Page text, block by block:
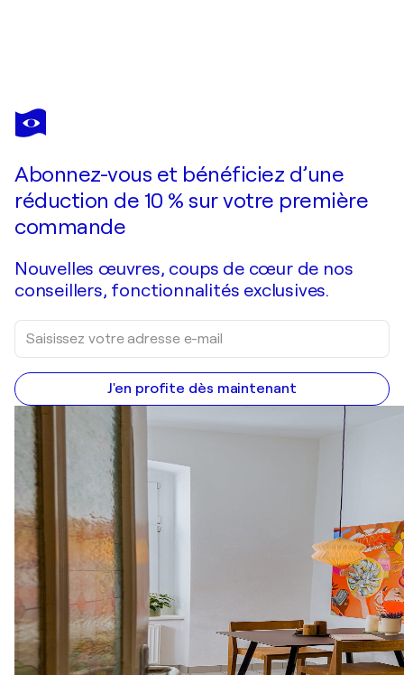
UTE ROEHE
Play with Color 8
Abonnez-vous et bénéficiez d’une
réduction de 10 % sur votre première
commande
Nouvelles œuvres, coups de cœur de nos
conseillers, fonctionnalités exclusives.
J'en profite dès maintenant